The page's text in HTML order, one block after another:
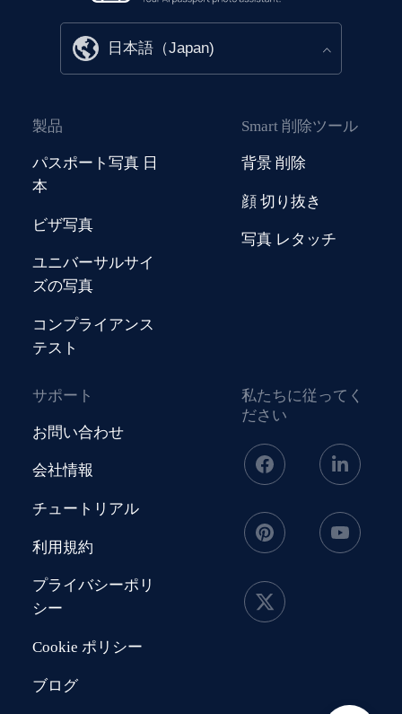
製品
パスポート写真 日
本
ビザ写真
ユニバーサルサイ
ズの写真
コンプライアンス
テスト
Smart 削除ツール
背景 削除
顔 切り抜き
写真 レタッチ
サポート
お問い合わせ
会社情報
チュートリアル
利用規約
プライバシーポリ
シー
Cookie ポリシー
ブログ
私たちに従ってく
ださい